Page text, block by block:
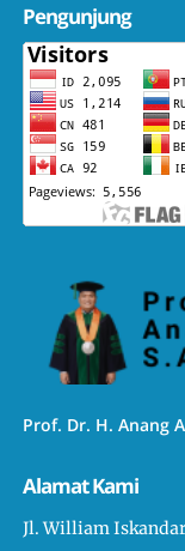
Pengunjung
Prof. Dr. H. Anang
Alamat Kami
Jl. William